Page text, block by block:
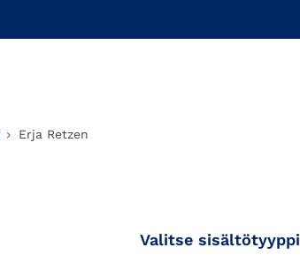
Erja Retzen
Valitse sisältötyyppi